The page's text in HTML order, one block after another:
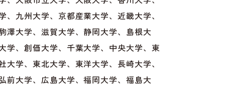
九州大学、京都産業大学、近畿大学、
澤大学、滋賀大学、静岡大学、島根大
学、創価大学、千葉大学、中央大学、東
学、東北大学、東洋大学、長崎大学、
前大学、広島大学、福岡大学、福島大